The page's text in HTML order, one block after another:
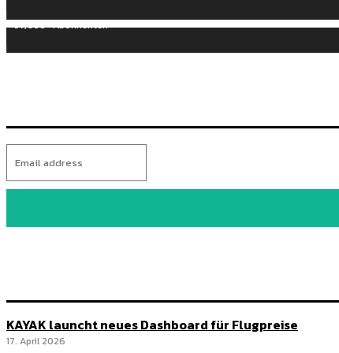
97,058 Abonnenten
KAYAK launcht neues Dashboard für Flugpreise
17. April 2026